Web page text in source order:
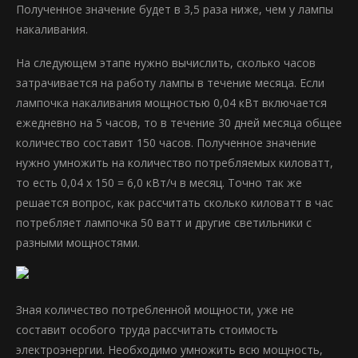
Полученное значение будет в 3,5 раза ниже, чем у лампы
накаливания.
На следующем этапе нужно вычислить, сколько часов
затрачивается на работу лампы в течение месяца. Если
лампочка накаливания мощностью 0,04 кВт включается
ежедневно на 5 часов, то в течение 30 дней месяца общее
количество составит 150 часов. Полученное значение
нужно умножить на количество потребляемых киловатт,
то есть 0,04 х 150 = 6,0 кВт/ч в месяц. Точно так же
решается вопрос, как рассчитать сколько киловатт в час
потребляет лампочка 50 ватт и другие светильники с
разными мощностями.
Зная количество потребленной мощности, уже не
составит особого труда рассчитать стоимость
электроэнергии. Необходимо умножить всю мощность,